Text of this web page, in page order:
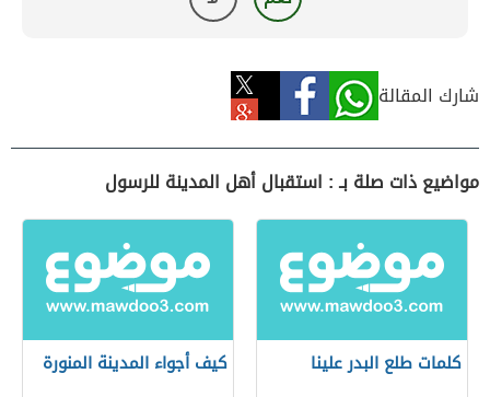
شارك المقالة
مواضيع ذات صلة بـ : استقبال أهل المدينة للرسول
كلمات طلع البدر علينا كيف أجواء المدينة المنورة